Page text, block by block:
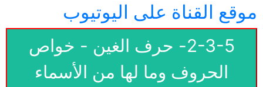
موقع القناة على اليوتيوب
2-3-5- حرف الغين - خواص
الحروف وما لها من الأسماء